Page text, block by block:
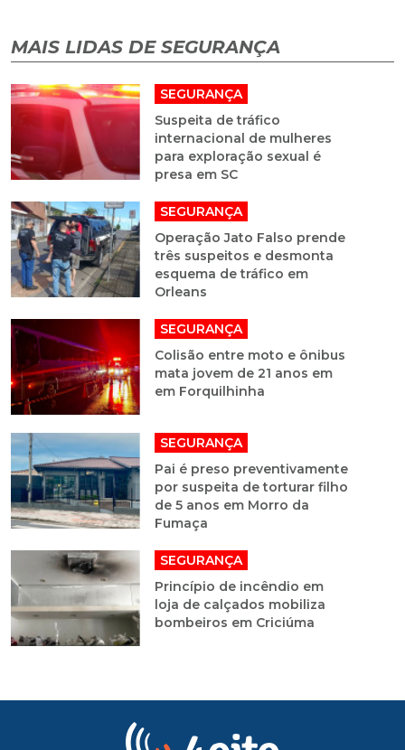
SEGURANÇA
Suspeita de tráfico
internacional de mulheres
para exploração sexual é
presa em SC
SEGURANÇA
Operação Jato Falso prende
três suspeitos e desmonta
esquema de tráfico em
Orleans
SEGURANÇA
Colisão entre moto e ônibus
mata jovem de 21 anos em
em Forquilhinha
SEGURANÇA
por suspeita de torturar filho
de 5 anos em Morro da
Fumaça
SEGURANÇA
Princípio de incêndio em
loja de calçados mobiliza
bombeiros em Criciúma